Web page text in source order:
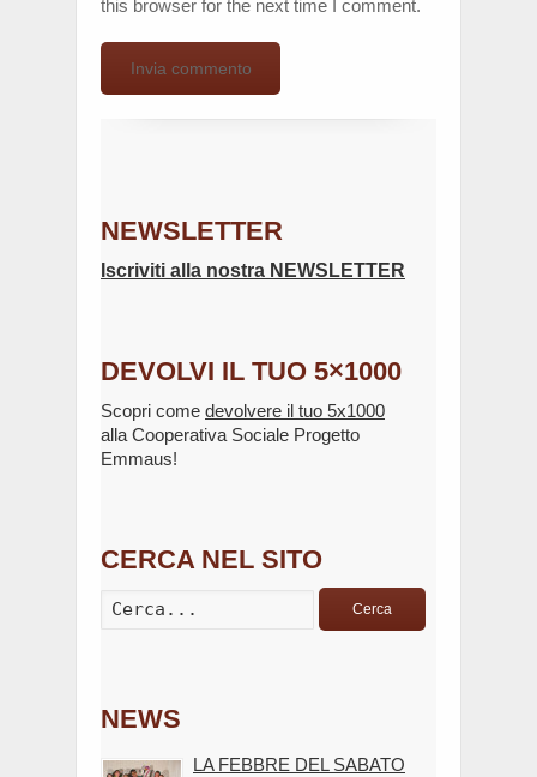
this browser for the next time I comment.
NEWSLETTER
Iscriviti alla nostra NEWSLETTER
DEVOLVI IL TUO 5×1000
Scopri come devolvere il tuo 5x1000
alla Cooperativa Sociale Progetto
Emmaus!
CERCA NEL SITO
Cerca
NEWS
LA FEBBRE DEL SABATO